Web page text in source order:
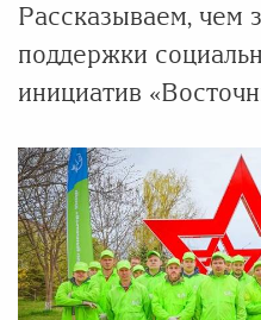
Рассказываем, чем
поддержки
инициатив